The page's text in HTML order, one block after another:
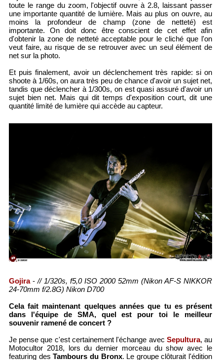
toute le range du zoom, l'objectif ouvre à 2.8, laissant passer
une importante quantité de lumière. Mais au plus on ouvre, au
moins la profondeur de champ (zone de netteté) est
importante. On doit donc être conscient de cet effet afin
d'obtenir la zone de netteté acceptable pour le cliché que l'on
veut faire, au risque de se retrouver avec un seul élément de
net sur la photo.
Et puis finalement, avoir un déclenchement très rapide: si on
shoote à 1/60s, on aura très peu de chance d'avoir un sujet net,
tandis que déclencher à 1/300s, on est quasi assuré d'avoir un
sujet bien net. Mais qui dit temps d'exposition court, dit une
quantité limité de lumière qui accède au capteur.
Gojira-// 1/320s, f5,0 ISO 2000 52mm (Nikon AF-S NIKKOR
24-70mm f/2.8G) Nikon D700
Cela fait maintenant quelques années que tu es présent
dans l'équipe de SMA, quel est pour toi le meilleur
souvenir ramené de concert ?
Je pense que c'est certainement l'échange avec Sepultura, au
Motocultor 2018, lors du dernier morceau du show avec le
featuring desTambours du Bronx. Le groupe clôturait l'édition